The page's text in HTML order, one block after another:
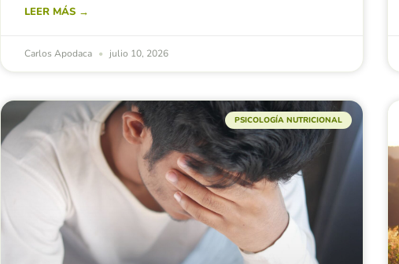
LEER MÁS →
Carlos Apodaca julio 10, 2026
PSICOLOGÍA NUTRICIONAL